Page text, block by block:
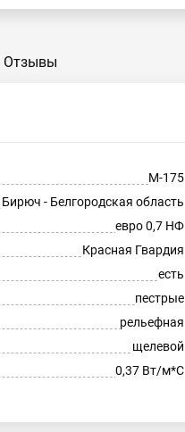
Отзывы
М-175
Бирюч - Белгородская область
евро 0,7 НФ
Красная Гвардия
есть
пестрые
рельефная
щелевой
0,37 Вт/м*С